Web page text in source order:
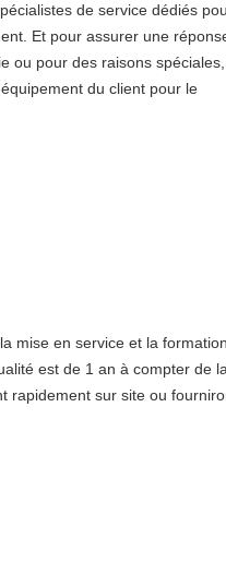
de service dédiés
Et pour assurer une
ou pour des raisons spéciales,
du client pour le
mise en service et la
est de 1 an à compter de
rapidement sur site ou